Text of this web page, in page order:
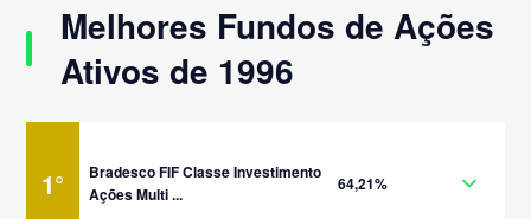
Melhores Fundos de Ações
Ativos de 1996
1°
Bradesco FIF Classe Investimento
Ações Multi ...
64,21%